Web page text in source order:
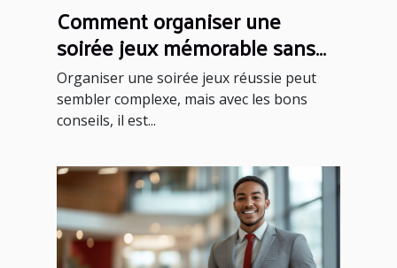
Comment organiser une
soirée jeux mémorable sans
effort ?
Organiser une soirée jeux réussie peut
sembler complexe, mais avec les bons
conseils, il est...